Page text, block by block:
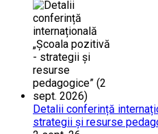
Detalii conferință
strategii și resurse